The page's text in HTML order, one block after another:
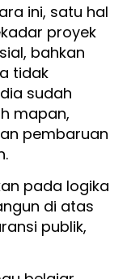
ini, satu hal
proyek
bahkan
tidak
sudah
mapan,
pembaruan
pada logika
di atas
publik,